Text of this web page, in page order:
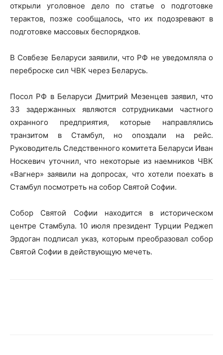
открыли уголовное дело по статье о подготовке
терактов, позже сообщалось, что их подозревают в
подготовке массовых беспорядков.
В Совбезе Беларуси заявили, что РФ не уведомляла о
переброске сил ЧВК через Беларусь.
Посол РФ в Беларуси Дмитрий Мезенцев заявил, что
33 задержанных являются сотрудниками частного
охранного предприятия, которые направлялись
транзитом в Стамбул, но опоздали на рейс.
Руководитель Следственного комитета Беларуси Иван
Носкевич уточнил, что некоторые из наемников ЧВК
«Вагнер» заявили на допросах, что хотели поехать в
Стамбул посмотреть на собор Святой Софии.
Собор Святой Софии находится в историческом
центре Стамбула. 10 июля президент Турции Реджеп
Эрдоган подписал указ, которым преобразовал собор
Святой Софии в действующую мечеть.